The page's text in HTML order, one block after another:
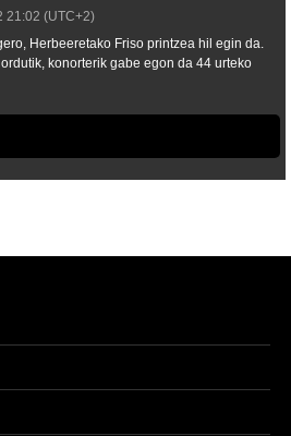
21:02 (UTC+2)
Herbeeretako Friso printzea hil egin da.
konorterik gabe egon da 44 urteko